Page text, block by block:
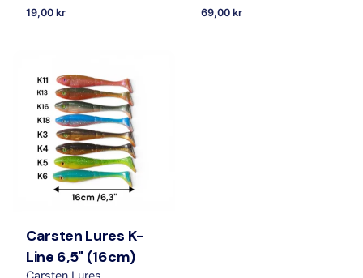
19,00 kr 69,00 kr
Carsten Lures K-
Line 6,5" (16cm)